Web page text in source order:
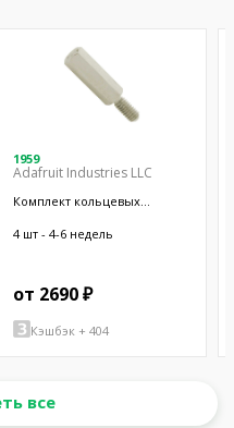
1959
Adafruit Industries LLC
Комплект кольцевых
4 шт - 4-6 недель
от 2690 ₽
Кэшбэк + 404
все